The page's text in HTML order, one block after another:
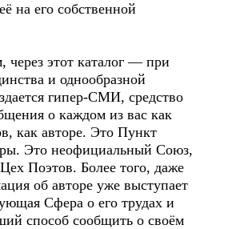
на его собственной
через этот каталог — при
и однообразной
гипер-СМИ, средство
о каждом из вас как
как авторе. Это Пункт
Это неофициальный Союз,
Поэтов. Более того, даже
об авторе уже выступает
Сфера о его трудах и
способ сообщить о своём